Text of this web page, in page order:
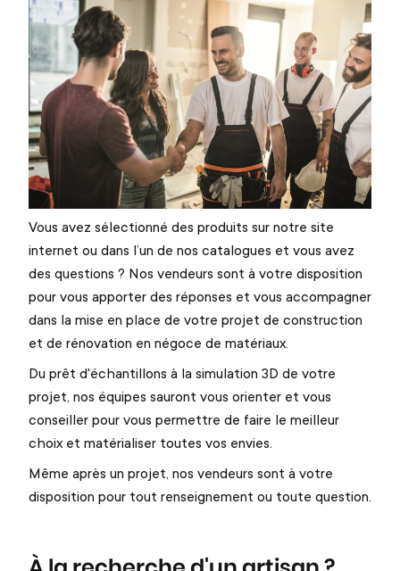
Vous avez sélectionné des produits sur notre site
internet ou dans l’un de nos catalogues et vous avez
des questions ? Nos vendeurs sont à votre disposition
pour vous apporter des réponses et vous accompagner
dans la mise en place de votre projet de construction
et de rénovation en négoce de matériaux.
Du prêt d'échantillons à la simulation 3D de votre
projet, nos équipes sauront vous orienter et vous
conseiller pour vous permettre de faire le meilleur
choix et matérialiser toutes vos envies.
Même après un projet, nos vendeurs sont à votre
disposition pour tout renseignement ou toute question.